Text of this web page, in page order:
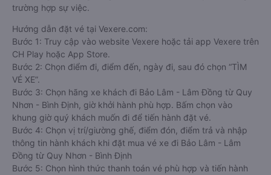
trường hợp sự việc.
Hướng dẫn đặt vé tại Vexere.com:
Bước 1: Truy cập vào website Vexere hoặc tải app Vexere trên
CH Play hoặc App Store.
Bước 2: Chọn điểm đi, điểm đến, ngày đi, sau đó chọn “TÌM
VÉ XE”.
Bước 3: Chọn hãng xe khách đi Bảo Lâm - Lâm Đồng từ Quy
Nhơn - Bình Định, giờ khởi hành phù hợp. Bấm chọn vào
khung giờ quý khách muốn đi để tiến hành đặt vé.
Bước 4: Chọn vị trí/giường ghế, điểm đón, điểm trả và nhập
thông tin hành khách khi đặt mua vé xe đi Bảo Lâm - Lâm
Đồng từ Quy Nhơn - Bình Định
Bước 5: Chọn hình thức thanh toán vé phù hợp và tiến hành